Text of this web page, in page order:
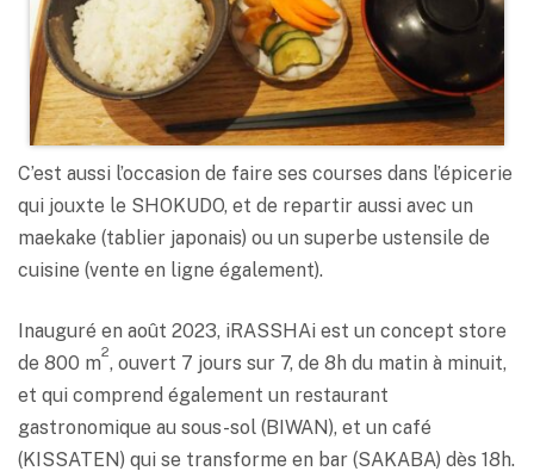
C’est aussi l’occasion de faire ses courses dans l’épicerie
qui jouxte le SHOKUDO, et de repartir aussi avec un
maekake (tablier japonais) ou un superbe ustensile de
cuisine (vente en ligne également).
Inauguré en août 2023, iRASSHAi est un concept store
de 800 m
2
, ouvert 7 jours sur 7, de 8h du matin à minuit,
et qui comprend également un restaurant
gastronomique au sous-sol (BIWAN), et un café
(KISSATEN) qui se transforme en bar (SAKABA) dès 18h.